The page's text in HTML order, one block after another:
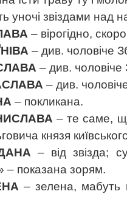
уночі звіздами
– вірогідно,
– див. чоловіче
– див. чоловіче
– див.
– покликана.
– те саме,
князя
– від звізда;
– показана зорям.
– зелена, мабуть